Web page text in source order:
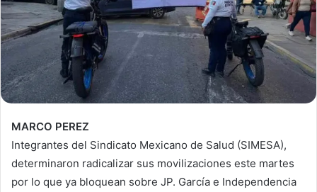
MARCO PEREZ
Integrantes del Sindicato Mexicano de Salud (SIMESA),
determinaron radicalizar sus movilizaciones este martes
por lo que ya bloquean sobre JP. García e Independencia